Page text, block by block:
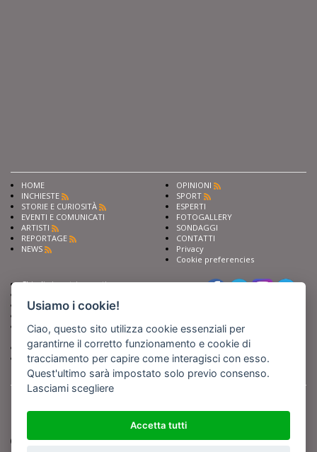
HOME
INCHIESTE
STORIE E CURIOSITÀ
EVENTI E COMUNICATI
ARTISTI
REPORTAGE
NEWS
OPINIONI
SPORT
ESPERTI
FOTOGALLERY
SONDAGGI
CONTATTI
Privacy
Cookie preferencies
Chiedi ai nostri esperti
Fai pubblicità con noi
Iscriviti al nostro corso di
giornalismo
Compra i nostri libri
Entra in Barinedita Map
Copyright BARIREPORT s.a.s. All rights reserved - Tutte le fotografie recanti il
logo di Barinedita sono state commissionate da BARIREPORT s.a.s. che ne
detiene i Diritti d'Autore e sono state prodotte nell'anno 2012 e seguenti
(tranne che non vi sia uno specifico anno di scatto riportato)
Usiamo i cookie!
Ciao, questo sito utilizza cookie essenziali per
garantirne il corretto funzionamento e cookie di
tracciamento per capire come interagisci con esso.
Quest'ultimo sarà impostato solo previo consenso.
Lasciami scegliere
Accetta tutti